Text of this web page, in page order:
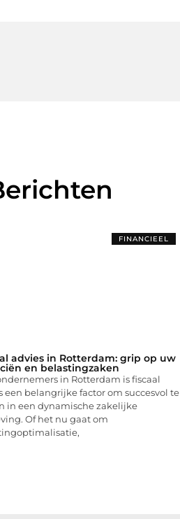
FINANCIEEL
advies in Rotterdam: grip op uw
en belastingzaken
in Rotterdam is fiscaal
een belangrijke factor om succesvol te
in een dynamische zakelijke
Of het nu gaat om